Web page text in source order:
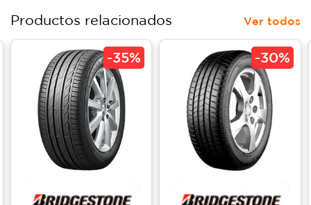
Productos relacionados Ver todos
-35% -30%